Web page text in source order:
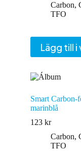
Carbon,
TFO
Lägg till
Smart Carbon-
marinblå
123 kr
Carbon,
TFO